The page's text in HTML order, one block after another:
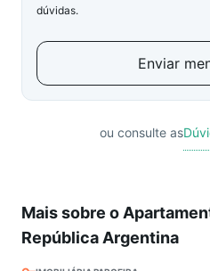
dúvidas.
Enviar
ou consulte as
Mais sobre o
República Argentina